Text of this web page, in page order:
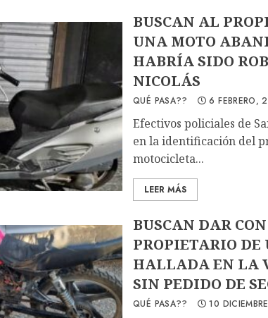
BUSCAN AL
UNA MOTO
HABRÍA SIDO
NICOLÁS
QUÉ PASA?? 6 FEBRERO,
Efectivos policiales de
en la identificación del
motocicleta...
LEER MÁS
BUSCAN DAR
PROPIETARIO DE
HALLADA EN LA
SIN PEDIDO DE
QUÉ PASA?? 10